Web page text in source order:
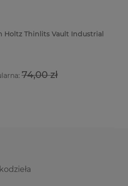
Holtz Thinlits Vault Industrial
74,00 zł